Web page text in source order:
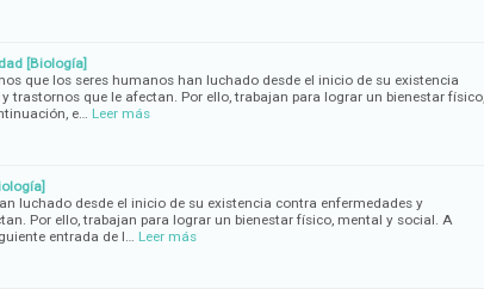
[Biología]
que los seres humanos han luchado desde el inicio de su existencia
trastornos que le afectan. Por ello, trabajan para lograr un bienestar físico,
e…
Leer más
luchado desde el inicio de su existencia contra enfermedades y
Por ello, trabajan para lograr un bienestar físico, mental y social. A
entrada de l…
Leer más